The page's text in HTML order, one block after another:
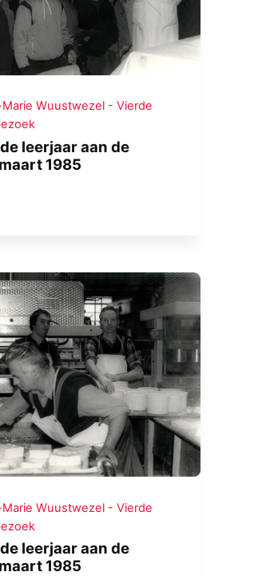
Wuustwezel - Vierde
leerjaar aan de
1985
Wuustwezel - Vierde
leerjaar aan de
1985